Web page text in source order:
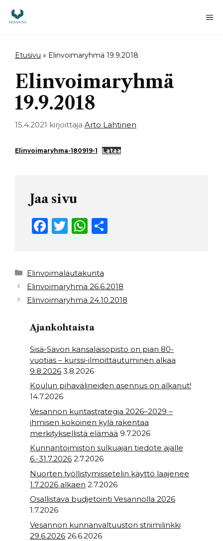
sisältöön
Etusivu » Elinvoimaryhmä 19.9.2018
Elinvoimaryhmä
19.9.2018
15.4.2021 kirjoittaja Arto Lahtinen
Elinvoimaryhma-180919-1 Lataa
Jaa sivu
F
e
b
o
o
k
T
t
e
r
W
ts
A
p
p
Kategoriat
Elinvoimalautakunta
Elinvoimaryhmä 26.6.2018
Elinvoimaryhmä 24.10.2018
Ajankohtaista
Sisä-Savon kansalaisopisto on pian 80-
vuotias – kurssi-ilmoittautuminen alkaa
9.8.2026 3.8.2026
Koulun pihavälineiden asennus on alkanut!
14.7.2026
Vesannon kuntastrategia 2026–2029 –
ihmisen kokoinen kylä rakentaa
merkityksellistä elämää 9.7.2026
Kunnantoimiston sulkuajan tiedote ajalle
6.-31.7.2026 2.7.2026
Nuorten työllistymissetelin käyttö laajenee
1.7.2026 alkaen 2.7.2026
Osallistava budjetointi Vesannolla 2026
1.7.2026
Vesannon kunnanvaltuuston striimilinkki
29.6.2026 26.6.2026